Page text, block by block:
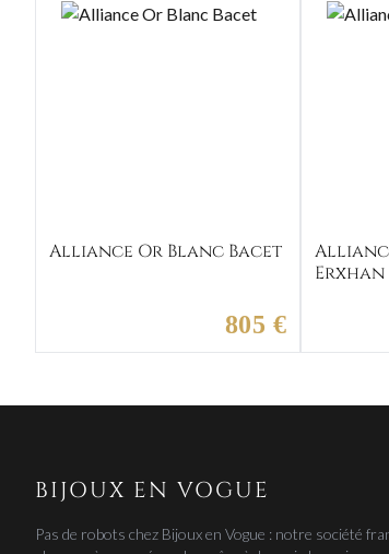
Alliance Or Blanc Bacet
805 €
Erxhan
BIJOUX EN VOGUE
Pas de robots chez Bijoux en Vogue : notre société